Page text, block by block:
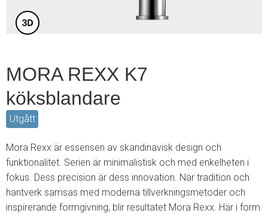
MORA REXX K7
köksblandare
Utgått
Mora Rexx är essensen av skandinavisk design och
funktionalitet. Serien är minimalistisk och med enkelheten i
fokus. Dess precision är dess innovation. När tradition och
hantverk samsas med moderna tillverkningsmetoder och
inspirerande formgivning, blir resultatet Mora Rexx. Här i form